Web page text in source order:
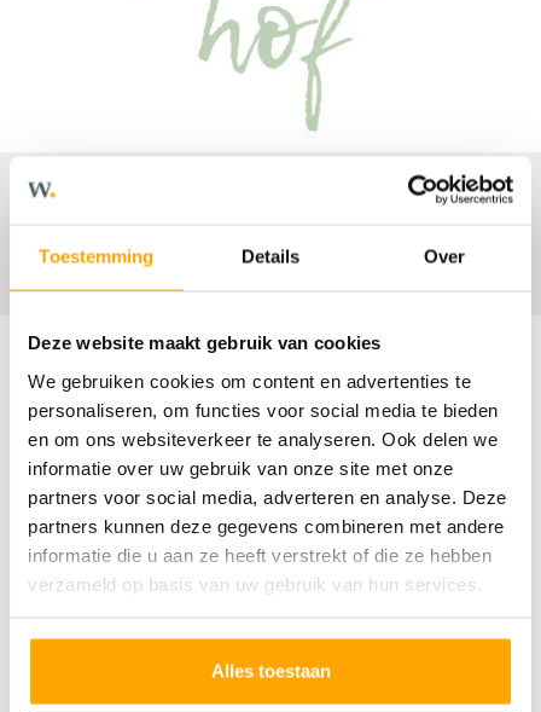
Toestemming Details Over
Deze website maakt gebruik van cookies
We gebruiken cookies om content en advertenties te
personaliseren, om functies voor social media te bieden
en om ons websiteverkeer te analyseren. Ook delen we
informatie over uw gebruik van onze site met onze
partners voor social media, adverteren en analyse. Deze
partners kunnen deze gegevens combineren met andere
informatie die u aan ze heeft verstrekt of die ze hebben
verzameld op basis van uw gebruik van hun services.
Alles toestaan
Omschrijving
Rijwoning
Type Dotterbloem
Kenmerken: